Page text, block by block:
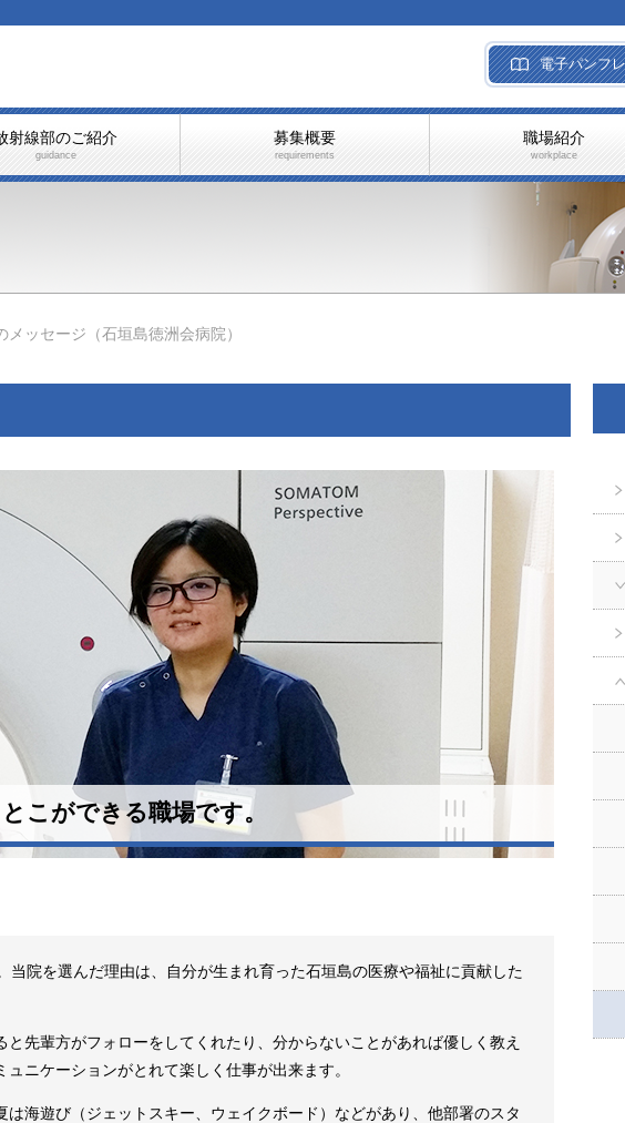
射線部のご紹介
guidance
募集概要
requirements
職場紹介
workplace
電子パンフ
メッセージ（石垣島徳洲会病院）
こができる職場です。
院を選んだ理由は、自分が生まれ育った石垣島の医療や福祉に貢献した
先輩方がフォローをしてくれたり、分からないことがあれば優しく教え
ニケーションがとれて楽しく仕事が出来ます。
海遊び（ジェットスキー、ウェイクボード）などがあり、他部署のスタ